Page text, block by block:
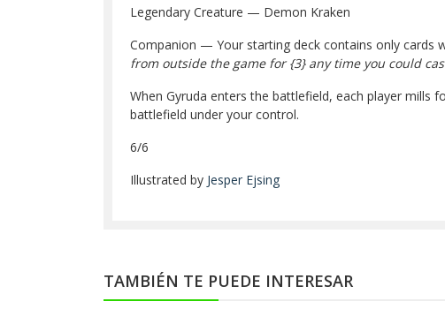
Legendary Creature — Demon Kraken
Companion — Your starting deck contains only cards
from outside the game for{3}any time you could
When Gyruda enters the battlefield, each player mills
battlefield under your control.
6/6
Illustrated by Jesper Ejsing
TAMBIÉN TE PUEDE INTERESAR